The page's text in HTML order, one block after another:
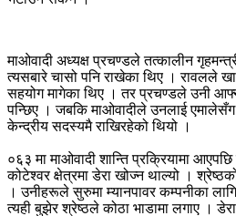
माओवादी अध्यक्ष प्रचण्डले तत्कालीन
त्यसबारे चासो पनि राखेका थिए । रावलले
सहयोग मागेका थिए । तर प्रचण्डले उनी
पन्छिए । जबकि माओवादीले उनलाई एमालेसँग
केन्द्रीय सदस्यमै राखिरहेको थियो ।
०६३ मा माओवादी शान्ति प्रक्रियामा
कोटेश्वर क्षेत्रमा डेरा खोज्‍न थाल्यो ।
। उनीहरूले सुरुमा म्यानपावर कम्पनीका
त्यही बुझेर श्रेष्ठले कोठा भाडामा लगाए ।